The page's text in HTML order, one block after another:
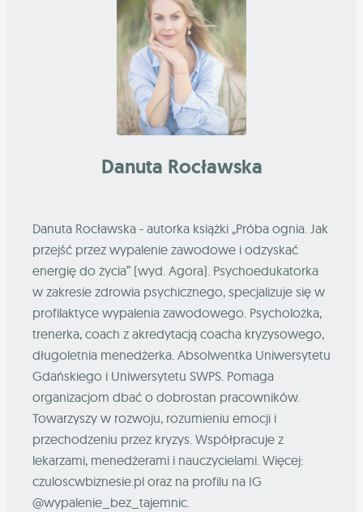
Danuta Rocławska
Danuta Rocławska - autorka książki „Próba ognia. Jak
przejść przez wypalenie zawodowe i odzyskać
energię do życia” (wyd. Agora). Psychoedukatorka
w zakresie zdrowia psychicznego, specjalizuje się w
profilaktyce wypalenia zawodowego. Psycholożka,
trenerka, coach z akredytacją coacha kryzysowego,
długoletnia menedżerka. Absolwentka Uniwersytetu
Gdańskiego i Uniwersytetu SWPS. Pomaga
organizacjom dbać o dobrostan pracowników.
Towarzyszy w rozwoju, rozumieniu emocji i
przechodzeniu przez kryzys. Współpracuje z
lekarzami, menedżerami i nauczycielami. Więcej:
czuloscwbiznesie.pl oraz na profilu na IG
@wypalenie_bez_tajemnic.